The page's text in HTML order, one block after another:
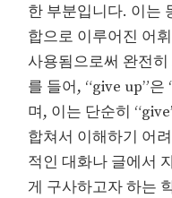
한 부분입니다. 이는
합으로 이루어진 어
사용됨으로써 완전
를 들어, “give up”은
며, 이는 단순히
합쳐서 이해하기 어
적인 대화나 글에서
게 구사하고자 하는